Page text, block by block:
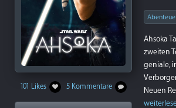
101 Likes 5 Kommentare
Ahsoka
zweiten
geniale,
Neuen